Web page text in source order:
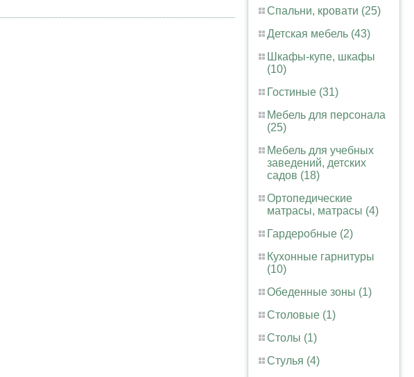
Спальни, кровати (25)
Детская мебель (43)
Шкафы-купе, шкафы
(10)
Гостиные (31)
Мебель для персонала
(25)
Мебель для учебных
заведений, детских
садов (18)
Ортопедические
матрасы, матрасы (4)
Гардеробные (2)
Кухонные гарнитуры
(10)
Обеденные зоны (1)
Столовые (1)
Столы (1)
Стулья (4)